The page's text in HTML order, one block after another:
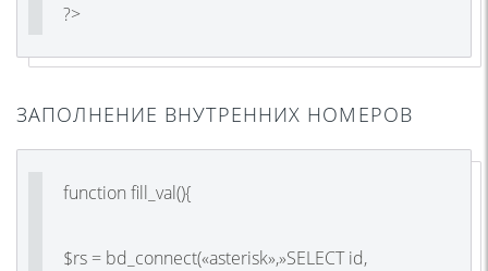
?>
ЗАПОЛНЕНИЕ ВНУТРЕННИХ НОМЕРОВ
function fill_val(){
$rs = bd_connect(«asterisk»,»SELECT id,